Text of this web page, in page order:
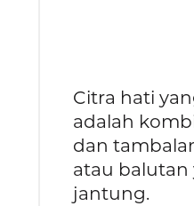
Citra hati
adalah
dan
atau balutan
jantung.